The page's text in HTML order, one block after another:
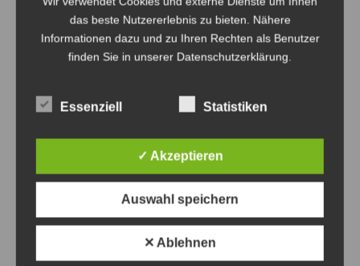
Ab nächster Woche heißt es in Sehnde wieder: Achtung
- Schulanfang! - Foto: JPH
Einschulung 2026 in Sehnde: Rücksicht
das beste Nutzererlebnis zu bieten. Nähere
Informationen dazu und zu Ihren Rechten als Benutzer
finden Sie in unserer Datenschutzerklärung.
Essenziell Statistiken
✓ Akzeptieren
Auswahl speichern
✕ Ablehnen